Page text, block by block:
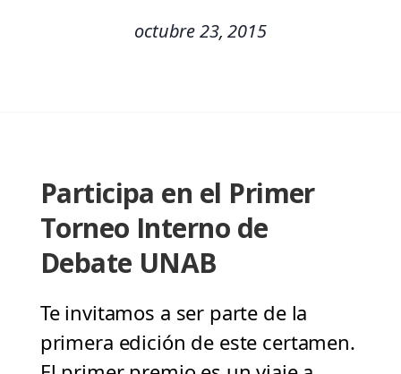
octubre 23, 2015
Participa en el Primer
Torneo Interno de
Debate UNAB
Te invitamos a ser parte de la
primera edición de este certamen.